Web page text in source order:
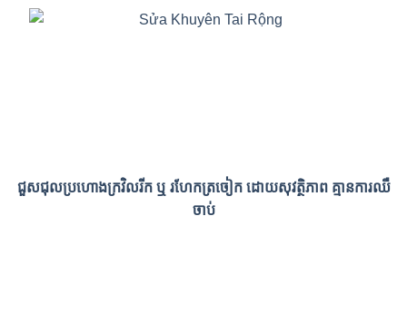
ជួសជុលប្រហោងក្រវិលរីក ឬ រហែកត្រចៀក ដោយសុវត្ថិភាព គ្មានការឈឺ
ចាប់